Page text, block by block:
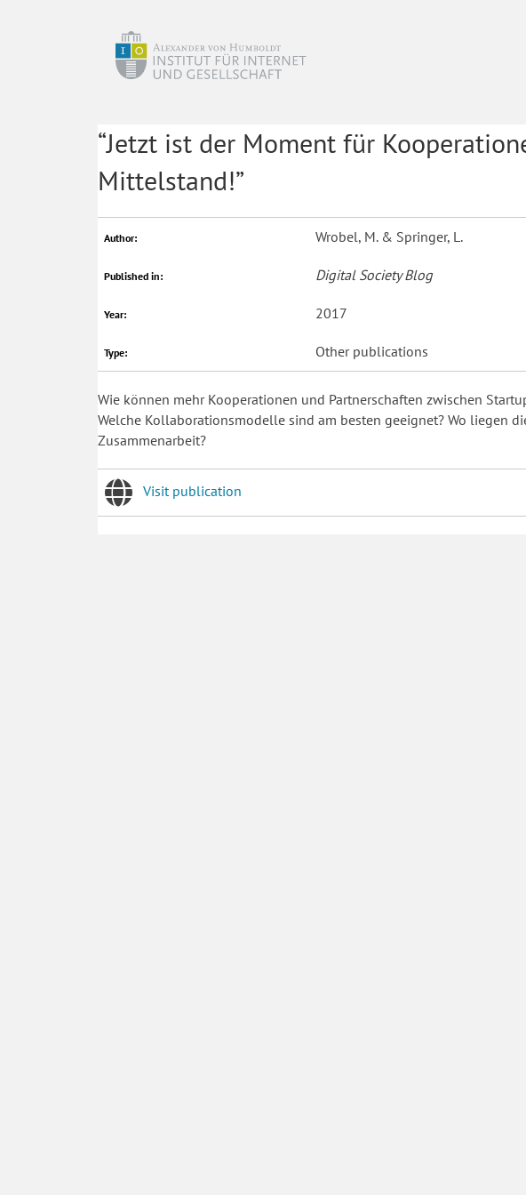
“Jetzt ist der Moment für
Mittelstand!”
Author: Wrobel, M. & Springer, L.
Published in: Digital Society Blog
Year: 2017
Type: Other publications
Wie können mehr Kooperationen und Partnerschaften zwischen
Welche Kollaborationsmodelle sind am besten geeignet? Wo liegen
Zusammenarbeit?
Visit publication